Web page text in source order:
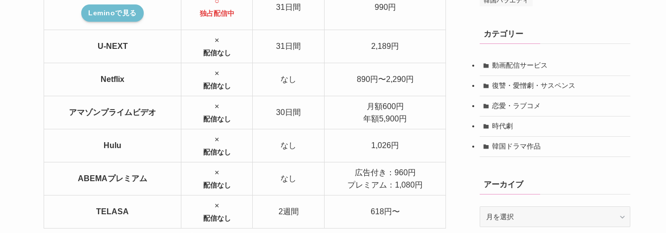
Leminoで見る 独占配信中
31日間 990円
U-NEXT
×
配信なし
31日間 2,189円
Netflix
×
配信なし
なし 890円〜2,290円
アマゾンプライムビデオ
×
配信なし
30日間
月額600円
年額5,900円
Hulu
×
配信なし
なし 1,026円
ABEMAプレミアム
×
配信なし
なし
広告付き：960円
プレミアム：1,080円
TELASA
×
配信なし
2週間 618円〜
カテゴリー
動画配信サービス
復讐・愛憎劇・サスペンス
恋愛・ラブコメ
時代劇
韓国ドラマ作品
アーカイブ